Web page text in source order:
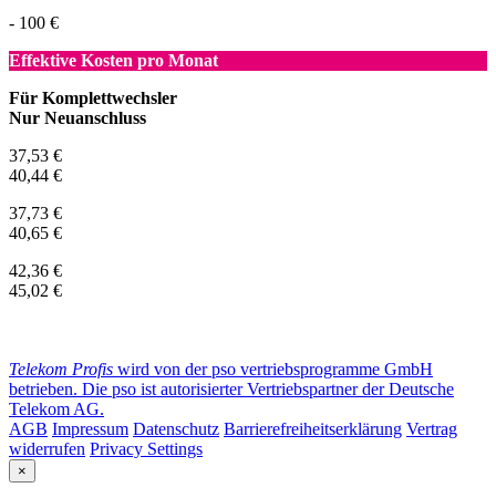
- 100 €
Effektive Kosten pro Monat
Für Komplettwechsler
Nur Neuanschluss
37,53 €
40,44 €
37,73 €
40,65 €
42,36 €
45,02 €
Telekom Profis wird von der pso vertriebsprogramme GmbH
betrieben. Die pso ist autorisierter Vertriebspartner der Deutsche
Telekom AG.
AGB Impressum Datenschutz Barrierefreiheitserklärung Vertrag
widerrufen Privacy Settings
×